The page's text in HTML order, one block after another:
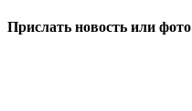
Прислать новость или фото